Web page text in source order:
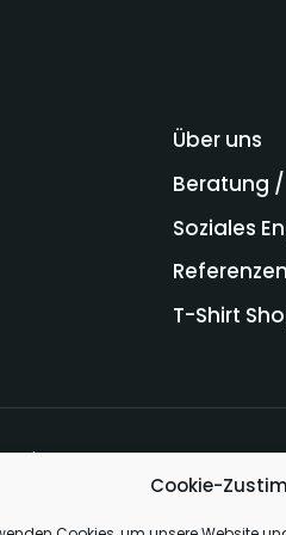
Cookie-
Über uns
Beratung
Soziales
Referenzen
T-Shirt